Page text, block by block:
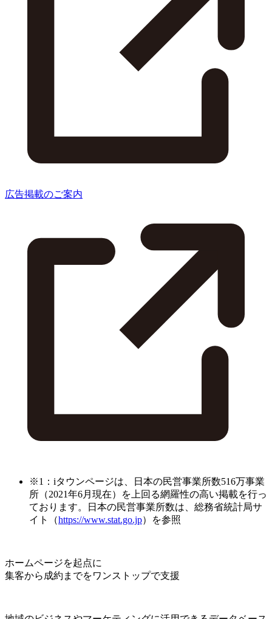
広告掲載のご案内
※1：iタウンページは、日本の民営事業所数516万事業
所（2021年6月現在）を上回る網羅性の高い掲載を行っ
ております。日本の民営事業所数は、総務省統計局サ
イト（https://www.stat.go.jp）を参照
ホームページを起点に
集客から成約までをワンストップで支援